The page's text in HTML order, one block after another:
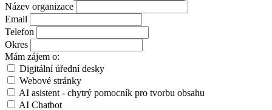
Název organizace
Email
Telefon
Okres
Mám zájem o:
Digitální úřední desky
Webové stránky
AI asistent - chytrý pomocník pro tvorbu obsahu
AI Chatbot